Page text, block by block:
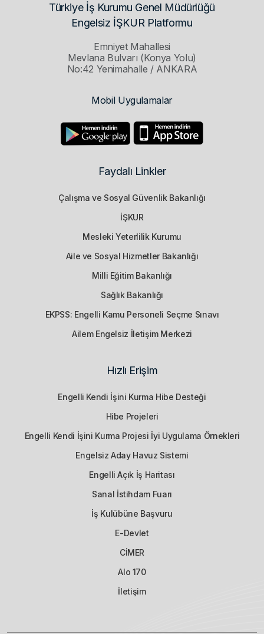
Türkiye İş Kurumu Genel Müdürlüğü
Engelsiz İŞKUR Platformu
Emniyet Mahallesi
Mevlana Bulvarı (Konya Yolu)
No:42 Yenimahalle / ANKARA
Mobil Uygulamalar
Faydalı Linkler
Çalışma ve Sosyal Güvenlik Bakanlığı
İŞKUR
Mesleki Yeterlilik Kurumu
Aile ve Sosyal Hizmetler Bakanlığı
Milli Eğitim Bakanlığı
Sağlık Bakanlığı
EKPSS: Engelli Kamu Personeli Seçme Sınavı
Ailem Engelsiz İletişim Merkezi
Hızlı Erişim
Engelli Kendi İşini Kurma Hibe Desteği
Hibe Projeleri
Engelli Kendi İşini Kurma Projesi İyi Uygulama Örnekleri
Engelsiz Aday Havuz Sistemi
Engelli Açık İş Haritası
Sanal İstihdam Fuarı
İş Kulübüne Başvuru
E-Devlet
CİMER
Alo 170
İletişim